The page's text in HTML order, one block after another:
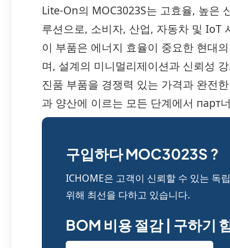
Lite-On의 MOC3023S는 고효율, 높은
루션으로, 소비자, 산업, 자동차 및 IoT
이 부품은 에너지 효율이 중요한 현대
며, 설계의 미니멀리제이션과 신뢰성
진품 부품을 경쟁력 있는 가격과 완전
과 양산에 이르는 모든 단계에서 парт
구입하다 MOC3023S ?
ICHOME은 고객이 신뢰할 수 있는 독
위해 최선을 다하고 있습니다.
BOM 비용 절감 | 구하기